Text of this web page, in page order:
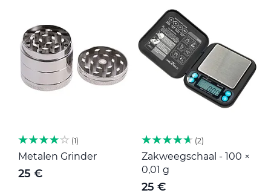
1
Metalen Grinder
25 €
2
Zakweegschaal - 100 ×
0,01 g
25 €